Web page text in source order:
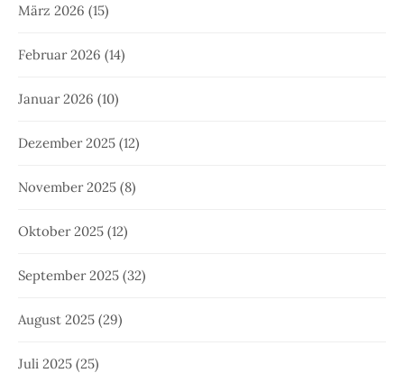
März 2026 (15)
Februar 2026 (14)
Januar 2026 (10)
Dezember 2025 (12)
November 2025 (8)
Oktober 2025 (12)
September 2025 (32)
August 2025 (29)
Juli 2025 (25)